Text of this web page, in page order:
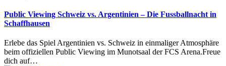
Public Viewing Schweiz vs. Argentinien – Die Fussballnacht in
Schaffhausen
Erlebe das Spiel Argentinien vs. Schweiz in einmaliger Atmosphäre
beim offiziellen Public Viewing im Munotsaal der FCS Arena.Freue
dich auf…